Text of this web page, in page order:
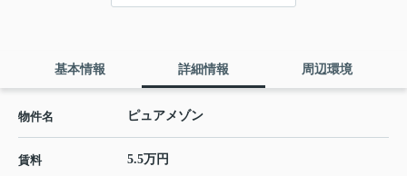
基本情報 詳細情報 周辺環境
物件名 ピュアメゾン
賃料 5.5万円